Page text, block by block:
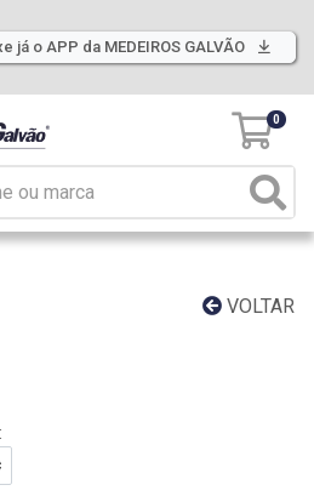
já o APP da MEDEIROS GALVÃO
0
VOLTAR